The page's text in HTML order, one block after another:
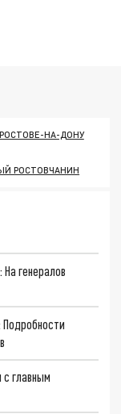
НА-ДОНУ
РОСТОВЧАНИН
генералов
с главным